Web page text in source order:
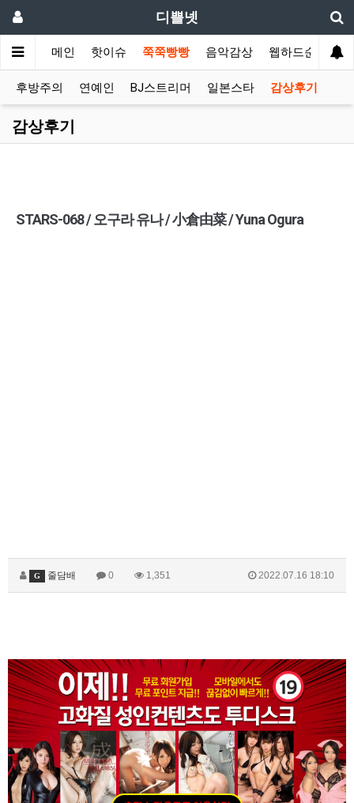
디쁠넷
메인 핫이슈 쭉쭉빵빵 음악감상 웹하드순위
후방주의 연예인 BJ스트리머 일본스타 감상후기
감상후기
STARS-068 / 오구라 유나 / 小倉由菜 / Yuna Ogura
G 줄담배 0 1,351 2022.07.16 18:10